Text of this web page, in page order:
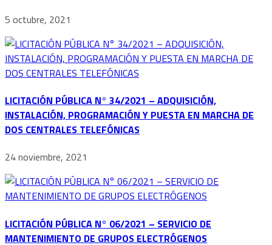
5 octubre, 2021
LICITACIÓN PÚBLICA N° 34/2021 – ADQUISICIÓN,
INSTALACIÓN, PROGRAMACIÓN Y PUESTA EN MARCHA DE
DOS CENTRALES TELEFÓNICAS
24 noviembre, 2021
LICITACIÓN PÚBLICA N° 06/2021 – SERVICIO DE
MANTENIMIENTO DE GRUPOS ELECTRÓGENOS